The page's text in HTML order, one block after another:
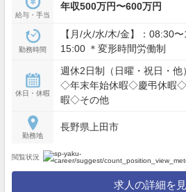
給与・手当
年収500万円〜600万円
勤務時間
【月/火/水/木/金】：08:30
15:00 ＊変形時間労働制
休日・休暇
週休2日制（日曜・祝日・
◇年末年始休暇◇慶弔休暇
暇◇その他
勤務地
長野県上田市
閲覧状況
求人の詳細を